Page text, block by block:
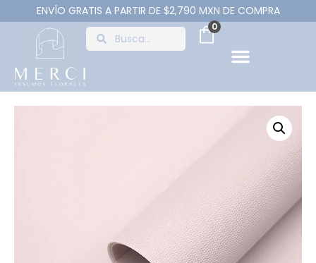
ENVÍO GRATIS A PARTIR DE $2,790 MXN DE COMPRA
0